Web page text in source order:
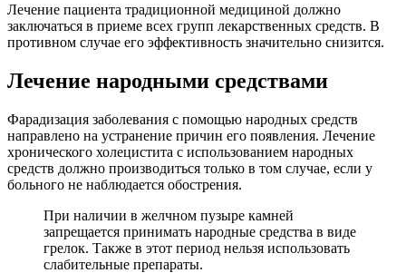
Лечение пациента традиционной медициной должно
заключаться в приеме всех групп лекарственных средств. В
противном случае его эффективность значительно снизится.
Лечение народными средствами
Фарадизация заболевания с помощью народных средств
направлено на устранение причин его появления. Лечение
хронического холецистита с использованием народных
средств должно производиться только в том случае, если у
больного не наблюдается обострения.
При наличии в желчном пузыре камней
запрещается принимать народные средства в виде
грелок. Также в этот период нельзя использовать
слабительные препараты.